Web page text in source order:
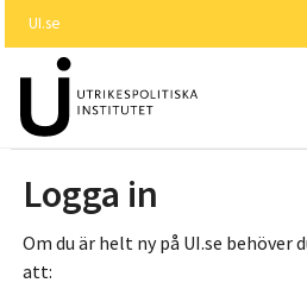
huvudinnehållet
UI.se
Logga in
Om du är helt ny på UI.se
att: